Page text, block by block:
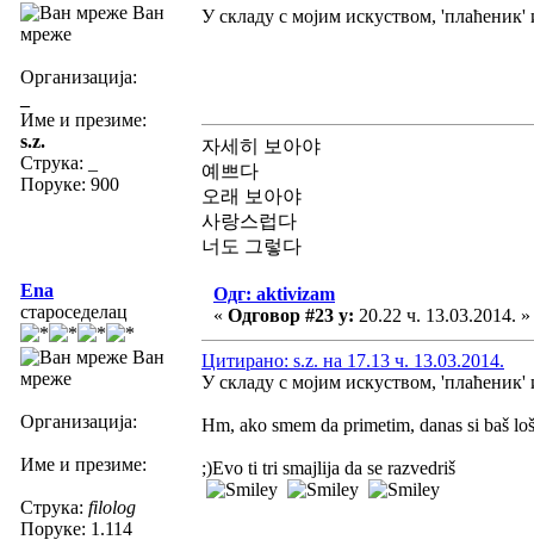
Ван
мреже
Организација:
Име и презиме:
s.z.
Струка:
Поруке: 900
У складу с мојим искуством,
자세히 보아야
예쁘다
오래 보아야
사랑스럽다
너도 그렇다
Ena
староседелац
Ван
мреже
Организација:
Име и презиме:
Струка: filolog
Поруке: 1.114
Одг: aktivizam
« Одговор #23 у: 20.22 ч. 13.03.2014. »
Цитирано: s.z. на 17.13 ч. 13.03.2014.
У складу с мојим искуством,
Hm, ako smem da primetim, danas si baš
;)Evo ti tri smajlija da se razvedriš